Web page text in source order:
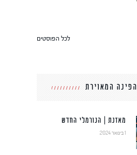
לכל הפוסטים
הפינה המאוירת
מאזנת | הנורמלי החדש
1 בינואר 2024